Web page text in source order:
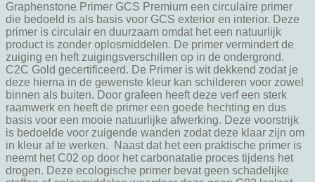
Graphenstone Primer GCS Premium een circulaire primer
die bedoeld is als basis voor GCS exterior en interior. Deze
primer is circulair en duurzaam omdat het een natuurlijk
product is zonder oplosmiddelen. De primer vermindert de
zuiging en heft zuigingsverschillen op in de ondergrond.
C2C Gold gecertificeerd. De Primer is wit dekkend zodat je
deze hierna in de gewenste kleur kan schilderen voor zowel
binnen als buiten. Door grafeen heeft deze verf een sterk
raamwerk en heeft de primer een goede hechting en dus
basis voor een mooie natuurlijke afwerking. Deze voorstrijk
is bedoelde voor zuigende wanden zodat deze klaar zijn om
in kleur af te werken. Naast dat het een praktische primer is
neemt het C02 op door het carbonatatie proces tijdens het
drogen. Deze ecologische primer bevat geen schadelijke